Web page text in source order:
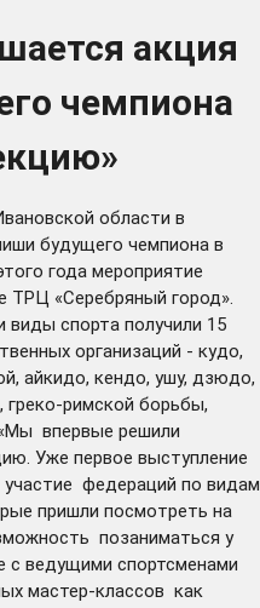
акция
чемпиона
области в
будущего чемпиона в
года мероприятие
ТРЦ «Серебряный город».
спорта получили 15
организаций - кудо,
айкидо, кендо, ушу, дзюдо,
римской борьбы,
впервые решили
Уже первое выступление
федераций по видам
пришли посмотреть на
позаниматься у
с ведущими спортсменами
мастер-классов как